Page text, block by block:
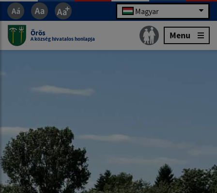
Magyar
Örös
A község hivatalos honlapja Menu